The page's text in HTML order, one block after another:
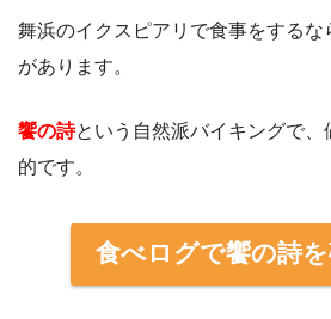
舞浜のイクスピアリで食事をする
があります。
饗の詩という自然派バイキングで
的です。
食べログで饗の詩